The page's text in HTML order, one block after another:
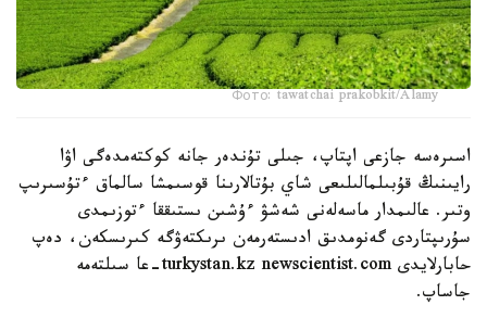
Фото: tawatchai prakobkit/Alamy
اسىرەسە جازعى اپتاپ، جىلى تۇندەر جانە كوكتەمدەگى اۋا
رايىنىڭ قۇبىلمالىلىعى شاي بۇتالارىنا قوسىمشا سالماق ءتۇسىرىپ
وتىر. عالىمدار ماسەلەنى شەشۋ ءۇشىن ىستىققا ءتوزىمدى
سۇرىپتاردى گەنومدىق ادىستەرمەن ىرىكتەۋگە كىرىسكەن، دەپ
حابارلايدى turkystan.kz newscientist.com-عا سىلتەمە
جاساپ.